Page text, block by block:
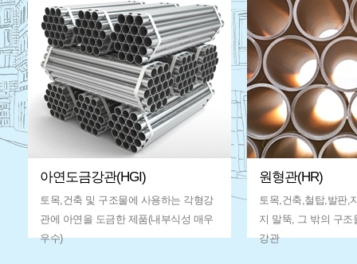
아연도금강관(HGI)
토목,건축 및 구조물에 사용하는 각형강
관에 아연을 도금한 제품(내부식성 매우
우수)
원형관(HR)
토목,건축,철탑,발판,
지 말뚝, 그 밖의 구조
강관